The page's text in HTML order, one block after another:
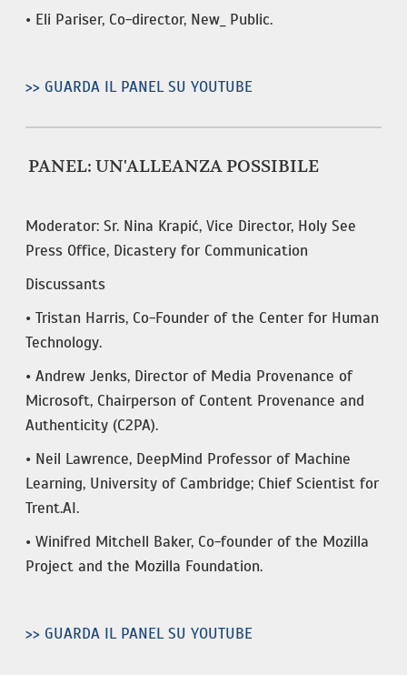
• Eli Pariser, Co-director, New_ Public.
>> GUARDA IL PANEL SU YOUTUBE
PANEL: UN'ALLEANZA POSSIBILE
Moderator: Sr. Nina Krapić, Vice Director, Holy See
Press Office, Dicastery for Communication
Discussants
• Tristan Harris, Co-Founder of the Center for Human
Technology.
• Andrew Jenks, Director of Media Provenance of
Microsoft, Chairperson of Content Provenance and
Authenticity (C2PA).
• Neil Lawrence, DeepMind Professor of Machine
Learning, University of Cambridge; Chief Scientist for
Trent.AI.
• Winifred Mitchell Baker, Co-founder of the Mozilla
Project and the Mozilla Foundation.
>> GUARDA IL PANEL SU YOUTUBE